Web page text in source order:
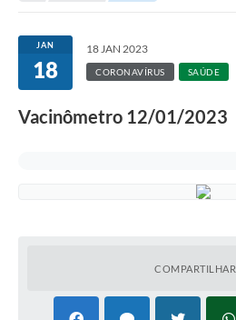
JAN
18
18 JAN 2023
CORONAVÍRUS SAÚDE
Vacinômetro 12/01/2023
COMPARTILHAR